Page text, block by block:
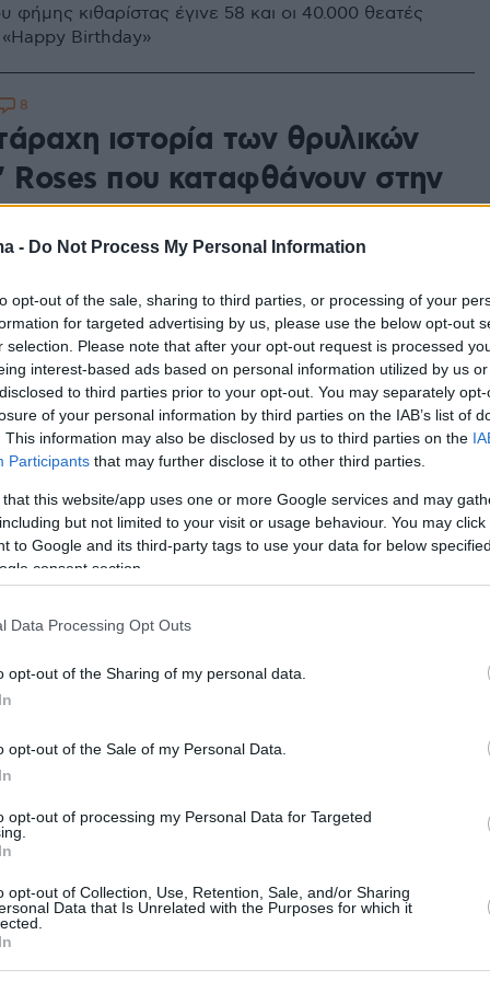
- Do Not Process My Personal Information
opt-out of the sale, sharing to third parties, or processing of your
for targeted advertising by us, please use the below opt-out
selection. Please note that after your opt-out request is processed
interest-based ads based on personal information utilized by us
to third parties prior to your opt-out. You may separately
of your personal information by third parties on the IAB’s list of
This information may also be disclosed by us to third parties on the
Participants that may further disclose it to other third parties.
that this website/app uses one or more Google services and may
but not limited to your visit or usage behaviour. You may
to Google and its third-party tags to use your data for below
consent section.
Data Processing Opt Outs
opt-out of the Sharing of my personal data.
opt-out of the Sale of my Personal Data.
opt-out of processing my Personal Data for Targeted
opt-out of Collection, Use, Retention, Sale, and/or Sharing
Data that Is Unrelated with the Purposes for which it
φήμης κιθαρίστας έγινε 58 και οι 40.000 θεατές
«Happy Birthday»
ιστορία των θρυλικών
Roses που καταφθάνουν στην
θα πραγματοποιηθεί το Σάββατο 22 Ιουλίου,
8
N’ Roses έρχονται το
για συναυλία στην Αθήνα με
τους σύνθεση
Slash θα βρεθούν και πάλι μαζί στην Ελλάδα μετά από
13
Guns N’ Roses καταγγέλλει
όταν ο Axl Rose
το μικρόφωνο στο πλήθος
στο εξής θα αποφεύγουμε να πετάμε το μικρόφωνο
άλλο» δεσμεύτηκε στα social media ο τραγουδιστής
drones στις συναυλίες των
3